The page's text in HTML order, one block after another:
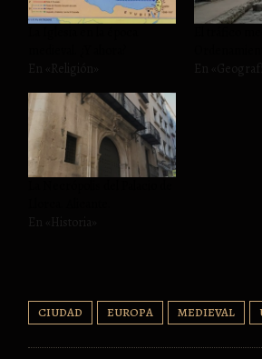
CIUDAD EUROPA MEDIEVAL